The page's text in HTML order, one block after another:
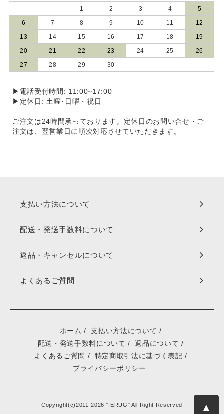
1
2 3 4 5
6 7 8 9 10 11 12
13 14 15 16 17 18 19
20 21 22 23 24 25 26
27 28 29 30
▶電話受付時間: 11:00~17:00
▶定休日: 土曜･日曜・祝日
ご注文は24時間承っております。定休日のお問い合せ・ご
注文は、翌営業日に順次対応させていただきます。
支払い方法について
配送・発送手数料について
返品・キャンセルについて
よくあるご質問
ホーム / 支払い方法について /
配送・発送手数料について / 返品について /
よくあるご質問 / 特定商取引法に基づく表記 /
プライバシーポリシー
Copyright(c)2011-2026 "IERUG" All Right Reserved ▲